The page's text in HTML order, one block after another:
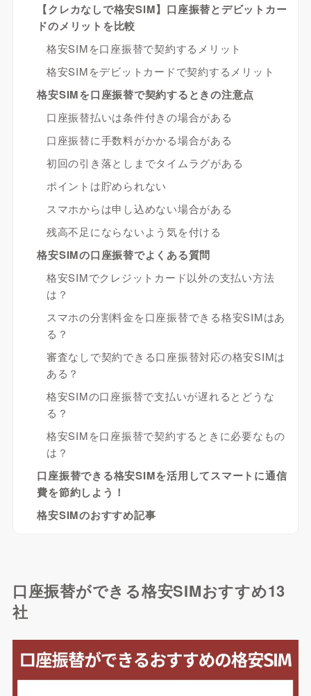
【クレカなしで格安SIM】口座振替とデビットカー
ドのメリットを比較
格安SIMを口座振替で契約するメリット
格安SIMをデビットカードで契約するメリット
格安SIMを口座振替で契約するときの注意点
口座振替払いは条件付きの場合がある
口座振替に手数料がかかる場合がある
初回の引き落としまでタイムラグがある
ポイントは貯められない
スマホからは申し込めない場合がある
残高不足にならないよう気を付ける
格安SIMの口座振替でよくある質問
格安SIMでクレジットカード以外の支払い方法
は？
スマホの分割料金を口座振替できる格安SIMはあ
る？
審査なしで契約できる口座振替対応の格安SIMは
ある？
格安SIMの口座振替で支払いが遅れるとどうな
る？
格安SIMを口座振替で契約するときに必要なもの
は？
口座振替できる格安SIMを活用してスマートに通信
費を節約しよう！
格安SIMのおすすめ記事
口座振替ができる格安SIMおすすめ13
社